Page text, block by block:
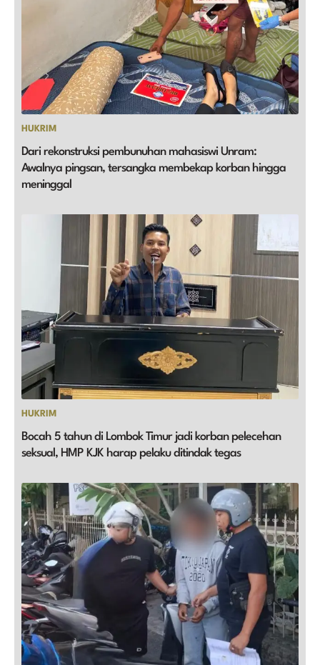
HUKRIM
Dari rekonstruksi pembunuhan mahasiswi Unram:
Awalnya pingsan, tersangka membekap korban hingga
meninggal
HUKRIM
Bocah 5 tahun di Lombok Timur jadi korban pelecehan
seksual, HMP KJK harap pelaku ditindak tegas